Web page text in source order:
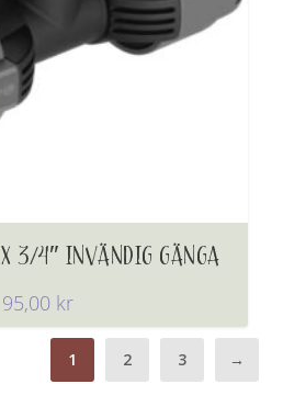
3/4″ INVÄNDIG GÄNGA
95,00 kr
1 2 3 →